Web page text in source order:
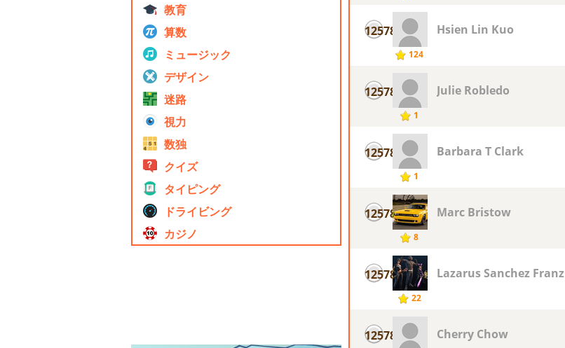
教育
算数
ミュージック
デザイン
迷路
視力
数独
クイズ
タイピング
ドライビング
カジノ
12578
124
Hsien Lin Kuo
12578
1
Julie Robledo
12578
1
Barbara T Clark
12578
8
Marc Bristow
12578
22
Lazarus Sanchez Franz
12578 Cherry Chow